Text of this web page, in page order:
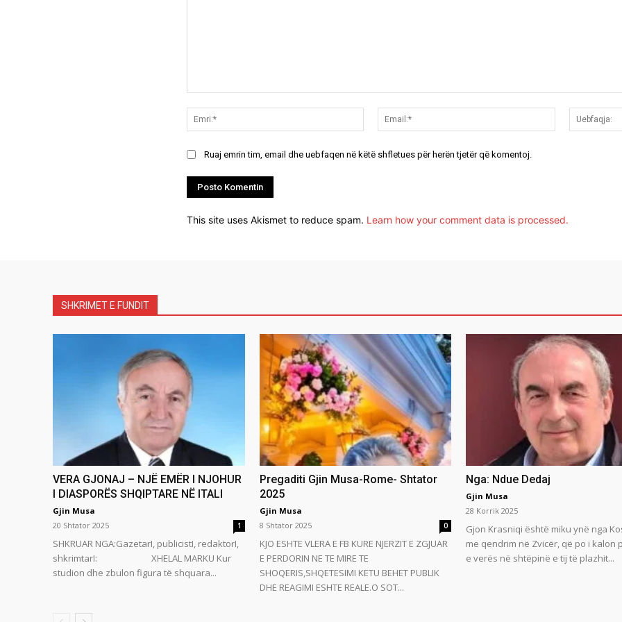
Emri:*
Email:*
Ruaj emrin tim, email dhe uebfaqen në këtë shfletues për herën tjetër që komentoj.
This site uses Akismet to reduce spam. Learn how your comment data is processed.
SHKRIMET E FUNDIT
VERA GJONAJ – NJË EMËR I NJOHUR
I DIASPORËS SHQIPTARE NË ITALI
Gjin Musa
20 Shtator 2025
1
SHKRUAR NGA:GazetarI, publicistI, redaktorI,
shkrimtarI: XHELAL MARKU Kur
studion dhe zbulon figura të shquara...
Pregaditi Gjin Musa-Rome- Shtator
2025
Gjin Musa
8 Shtator 2025
0
KJO ESHTE VLERA E FB KURE NJERZIT E ZGJUAR
E PERDORIN NE TE MIRE TE
SHOQERIS,SHQETESIMI KETU BEHET PUBLIK
DHE REAGIMI ESHTE REALE.O SOT...
Nga: Ndue Dedaj
Gjin Musa
28 Korrik 2025
Gjon Krasniqi është miku ynë nga
me qendrim në Zvicër, që po i kalon
e verës në shtëpinë e tij të plazhit...